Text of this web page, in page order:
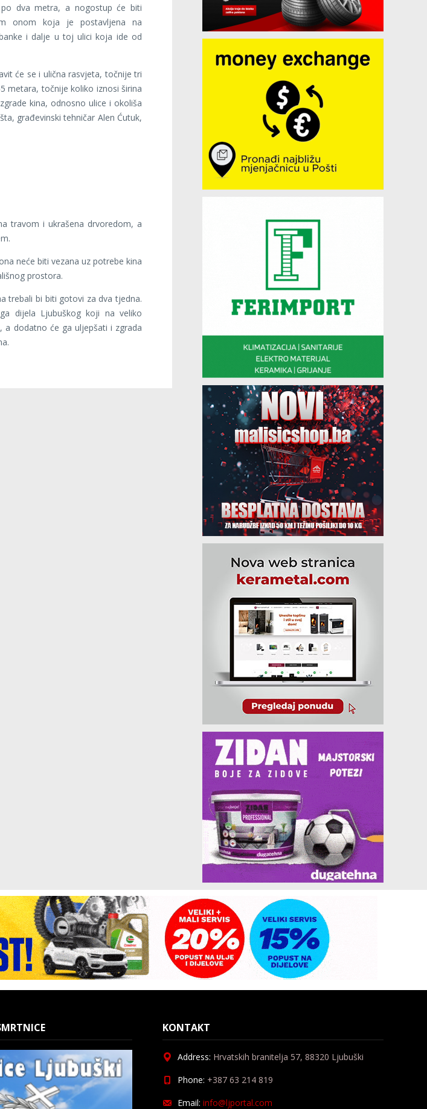
dva metra, a nogostup će biti
onom koja je postavljena na
i dalje u toj ulici koja ide od
će se i ulična rasvjeta, točnije tri
metara, točnije koliko iznosi širina
kina, odnosno ulice i okoliša
građevinski tehničar Alen Ćutuk,
travom i ukrašena drvoredom, a
neće biti vezana uz potrebe kina
prostora.
trebali bi biti gotovi za dva tjedna.
dijela Ljubuškog koji na veliko
a dodatno će ga uljepšati i zgrada
KONTAKT
Address: Hrvatskih branitelja 57, 88320 Ljubuški
Phone: +387 63 214 819
Email: info@ljportal.com